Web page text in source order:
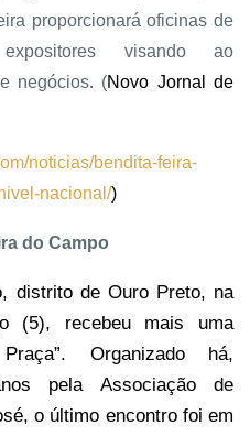
proporcionará oficinas de
visando ao
negócios. (Novo Jornal de
noticias/bendita-feira-
nacional/)
do Campo
distrito de Ouro Preto, na
(5), recebeu mais uma
Organizado há,
pela Associação de
o último encontro foi em